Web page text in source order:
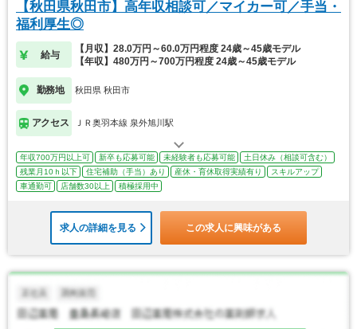
【秋田県秋田市】高年収相談可／マイカー可／手当・
福利厚生◎
給与
【月収】28.0万円～60.0万円程度 24歳～45歳モデル
【年収】480万円～700万円程度 24歳～45歳モデル
勤務地 秋田県 秋田市
アクセス ＪＲ奥羽本線 泉外旭川駅
年収700万円以上可 新卒も応募可能 未経験者も応募可能
土日休み（相談可含む）
残業月10ｈ以下
住宅補助（手当）あり 産休・育休取得実績有り
スキルアップ
車通勤可
店舗数30以上 積極採用中
求人の詳細を見る この求人に興味がある